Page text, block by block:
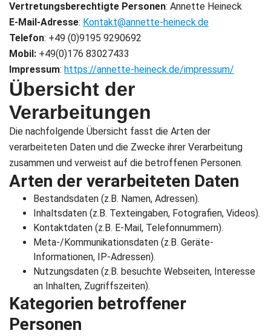
Vertretungsberechtigte Personen: Annette Heineck
E-Mail-Adresse: Kontakt@annette-heineck.de
Telefon: +49 (0)9195 9290692
Mobil: +49(0)176 83027433
Impressum: https://annette-heineck.de/impressum/
Übersicht der
Verarbeitungen
Die nachfolgende Übersicht fasst die Arten der
verarbeiteten Daten und die Zwecke ihrer Verarbeitung
zusammen und verweist auf die betroffenen Personen.
Arten der verarbeiteten Daten
Bestandsdaten (z.B. Namen, Adressen).
Inhaltsdaten (z.B. Texteingaben, Fotografien, Videos).
Kontaktdaten (z.B. E-Mail, Telefonnummern).
Meta-/Kommunikationsdaten (z.B. Geräte-
Informationen, IP-Adressen).
Nutzungsdaten (z.B. besuchte Webseiten, Interesse
an Inhalten, Zugriffszeiten).
Kategorien betroffener
Personen
Erfahrung
Damit meine
Website
Besuchs so
gut wie
funktioniert.
diese
Cookies
ablehnen,
verschwinden
einige
Funktionen
von der
Website.
Marketing